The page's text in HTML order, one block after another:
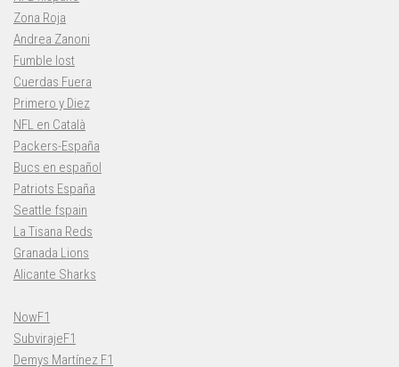
Zona Roja
Andrea Zanoni
Fumble lost
Cuerdas Fuera
Primero y Diez
NFL en Català
Packers-España
Bucs en español
Patriots España
Seattle fspain
La Tisana Reds
Granada Lions
Alicante Sharks
NowF1
SubvirajeF1
Demys Martínez F1